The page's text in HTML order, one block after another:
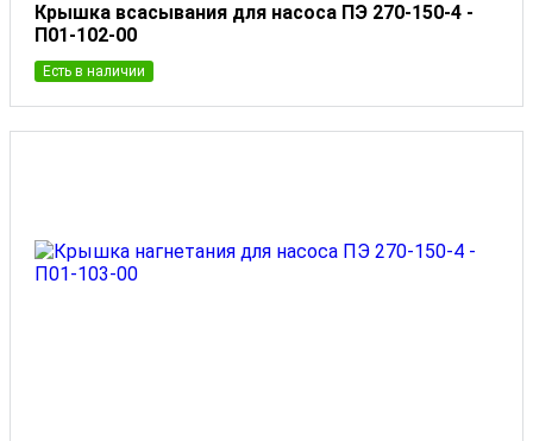
Крышка всасывания для насоса ПЭ 270-150-4 -
П01-102-00
Есть в наличии